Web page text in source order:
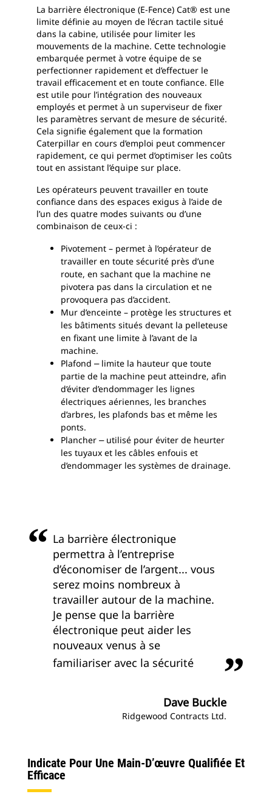
La barrière électronique (E-Fence) Cat® est une
limite définie au moyen de l’écran tactile situé
dans la cabine, utilisée pour limiter les
mouvements de la machine. Cette technologie
embarquée permet à votre équipe de se
perfectionner rapidement et d’effectuer le
travail efficacement et en toute confiance. Elle
est utile pour l’intégration des nouveaux
employés et permet à un superviseur de fixer
les paramètres servant de mesure de sécurité.
Cela signifie également que la formation
Caterpillar en cours d’emploi peut commencer
rapidement, ce qui permet d’optimiser les coûts
tout en assistant l’équipe sur place.
Les opérateurs peuvent travailler en toute
confiance dans des espaces exigus à l’aide de
l’un des quatre modes suivants ou d’une
combinaison de ceux-ci :
Pivotement – permet à l’opérateur de
travailler en toute sécurité près d’une
route, en sachant que la machine ne
pivotera pas dans la circulation et ne
provoquera pas d’accident.
Mur d’enceinte – protège les structures et
les bâtiments situés devant la pelleteuse
en fixant une limite à l’avant de la
machine.
Plafond ⎼ limite la hauteur que toute
partie de la machine peut atteindre, afin
d’éviter d’endommager les lignes
électriques aériennes, les branches
d’arbres, les plafonds bas et même les
ponts.
Plancher ⎼ utilisé pour éviter de heurter
les tuyaux et les câbles enfouis et
d’endommager les systèmes de drainage.
La barrière électronique
permettra à l’entreprise
d’économiser de l’argent... vous
serez moins nombreux à
travailler autour de la machine.
Je pense que la barrière
électronique peut aider les
nouveaux venus à se
familiariser avec la sécurité
Dave Buckle
Ridgewood Contracts Ltd.
Indicate Pour Une Main-D’œuvre Qualifiée Et
Efficace